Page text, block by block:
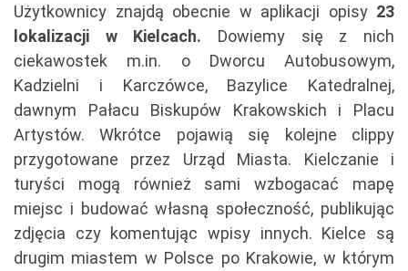
Użytkownicy znajdą obecnie w aplikacji opisy 23
lokalizacji w Kielcach. Dowiemy się z nich
ciekawostek m.in. o Dworcu Autobusowym,
Kadzielni i Karczówce, Bazylice Katedralnej,
dawnym Pałacu Biskupów Krakowskich i Placu
Artystów. Wkrótce pojawią się kolejne clippy
przygotowane przez Urząd Miasta. Kielczanie i
turyści mogą również sami wzbogacać mapę
miejsc i budować własną społeczność, publikując
zdjęcia czy komentując wpisy innych. Kielce są
drugim miastem w Polsce po Krakowie, w którym